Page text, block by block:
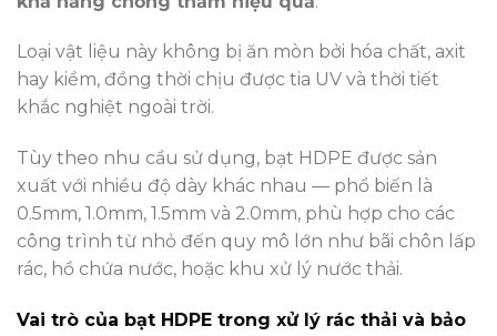
Loại vật liệu này không bị ăn mòn bởi hóa chất, axit
hay kiềm, đồng thời chịu được tia UV và thời tiết
khắc nghiệt ngoài trời.
Tùy theo nhu cầu sử dụng, bạt HDPE được sản
xuất với nhiều độ dày khác nhau — phổ biến là
0.5mm, 1.0mm, 1.5mm và 2.0mm, phù hợp cho các
công trình từ nhỏ đến quy mô lớn như bãi chôn lấp
rác, hồ chứa nước, hoặc khu xử lý nước thải.
Vai trò của bạt HDPE trong xử lý rác thải và bảo